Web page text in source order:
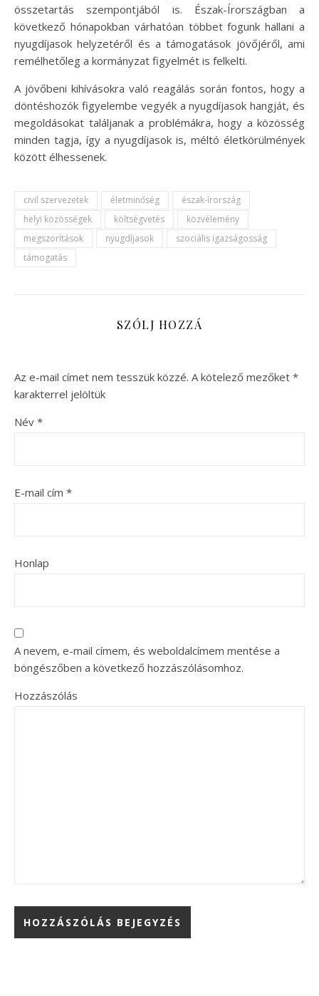
összetartás szempontjából is. Észak-Írországban a
következő hónapokban várhatóan többet fogunk hallani a
nyugdíjasok helyzetéről és a támogatások jövőjéről, ami
remélhetőleg a kormányzat figyelmét is felkelti.
A jövőbeni kihívásokra való reagálás során fontos, hogy a
döntéshozók figyelembe vegyék a nyugdíjasok hangját, és
megoldásokat találjanak a problémákra, hogy a közösség
minden tagja, így a nyugdíjasok is, méltó életkörülmények
között élhessenek.
civil szervezetek életminőség
észak-írország
helyi közösségek
költségvetés
közvélemény
megszorítások
nyugdíjasok
szociális igazságosság
támogatás
SZÓLJ HOZZÁ
Az e-mail címet nem tesszük közzé. A kötelező mezőket *
karakterrel jelöltük
Név *
E-mail cím *
Honlap
A nevem, e-mail címem, és weboldalcímem mentése a
böngészőben a következő hozzászólásomhoz.
Hozzászólás